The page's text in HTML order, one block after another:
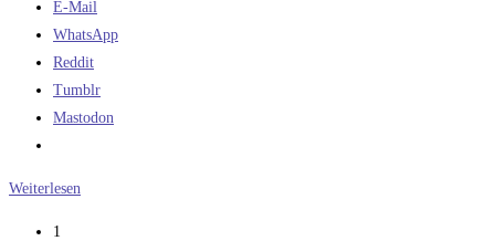
E-Mail
WhatsApp
Reddit
Tumblr
Mastodon
Weiterlesen
1